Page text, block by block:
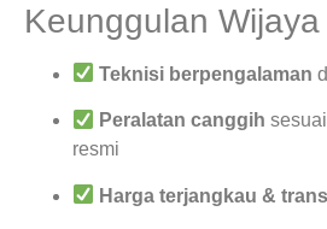
Keunggulan
Teknisi berpengalaman
Peralatan canggih
resmi
Harga terjangkau &